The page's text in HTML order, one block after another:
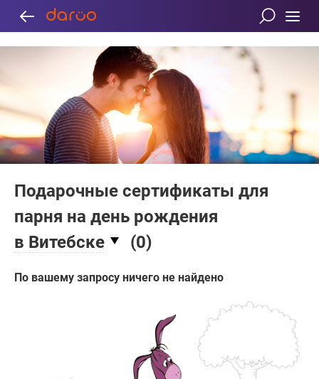
Подарочные сертификаты для
парня на день рождения
в Витебске
(0)
По вашему запросу ничего не найдено